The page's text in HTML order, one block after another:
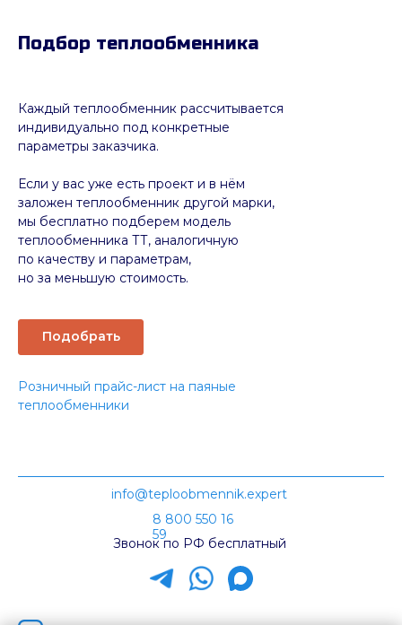
Подбор теплообменника
Подобрать
Каждый теплообменник рассчитывается
индивидуально под конкретные
параметры заказчика.
Если у вас уже есть проект и в нём
заложен теплообменник другой марки,
мы бесплатно подберем модель
теплообменника ТТ, аналогичную
по качеству и параметрам,
но за меньшую стоимость.
Розничный прайс-лист на паяные
теплообменники
Звонок по РФ бесплатный
8 800 550 16
59
info@teploobmennik.expert